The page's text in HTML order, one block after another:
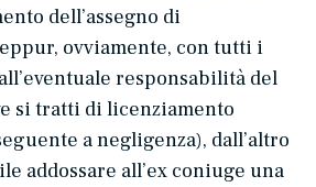
dell’assegno di
ovviamente, con tutti i
responsabilità del
si tratti di licenziamento
a negligenza), dall’altro
addossare all’ex coniuge una